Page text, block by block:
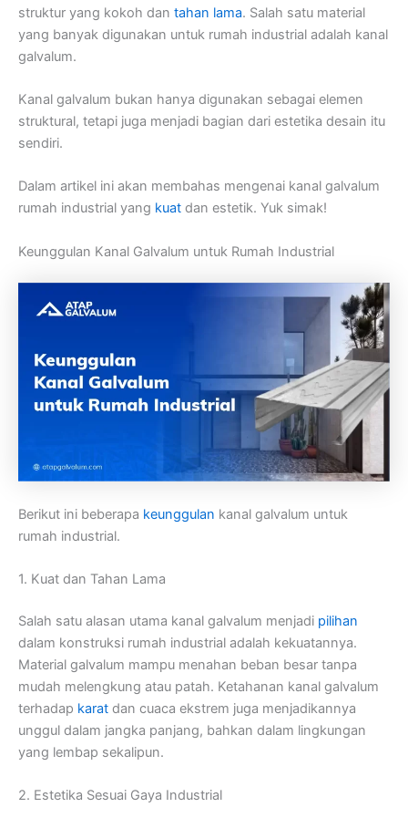
struktur yang kokoh dan tahan lama. Salah satu material
yang banyak digunakan untuk rumah industrial adalah kanal
galvalum.
Kanal galvalum bukan hanya digunakan sebagai elemen
struktural, tetapi juga menjadi bagian dari estetika desain itu
sendiri.
Dalam artikel ini akan membahas mengenai kanal galvalum
rumah industrial yang kuat dan estetik. Yuk simak!
Keunggulan Kanal Galvalum untuk Rumah Industrial
Berikut ini beberapa keunggulan kanal galvalum untuk
rumah industrial.
1. Kuat dan Tahan Lama
Salah satu alasan utama kanal galvalum menjadi pilihan
dalam konstruksi rumah industrial adalah kekuatannya.
Material galvalum mampu menahan beban besar tanpa
mudah melengkung atau patah. Ketahanan kanal galvalum
terhadap karat dan cuaca ekstrem juga menjadikannya
unggul dalam jangka panjang, bahkan dalam lingkungan
yang lembap sekalipun.
2. Estetika Sesuai Gaya Industrial